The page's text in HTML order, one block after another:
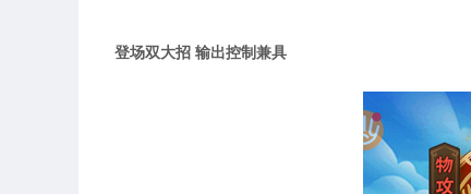
登场双大招 输出控制兼具